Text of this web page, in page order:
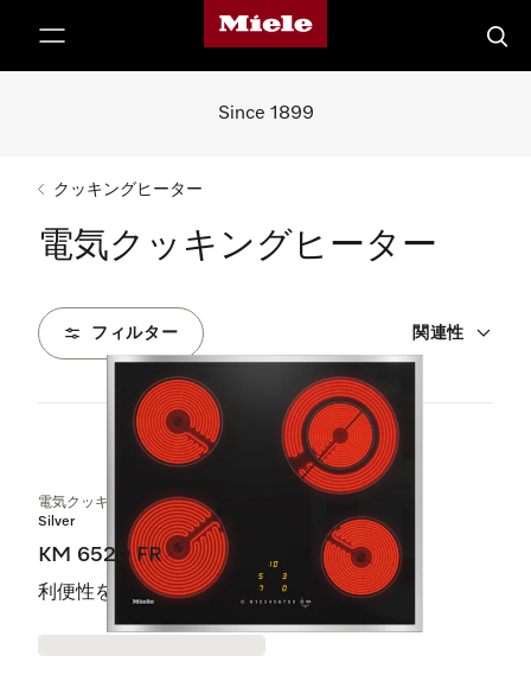
Mieleのホームページ
検索
Since 1899
クッキングヒーター
電気クッキングヒーター
フィルター 関連性
製品
電気クッキングヒーター ガラス面上の操作パネル
Silver
KM 6520 FR
利便性を高めた4つの調理ゾーン装備。